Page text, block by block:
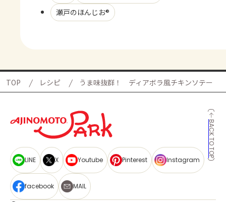
瀬戸のほんじお®
TOP レシピ うま味抜群！ ディアボラ風チキンソテー
BACK TO TOP
LINE X Youtube Pinterest Instagram
facebook MAIL